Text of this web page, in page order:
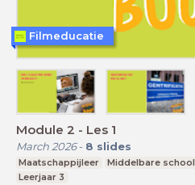
Module 2 - Les 1
March 2026- 8 slides
Maatschappijleer Middelbare school
Leerjaar 3
Filmeducatie